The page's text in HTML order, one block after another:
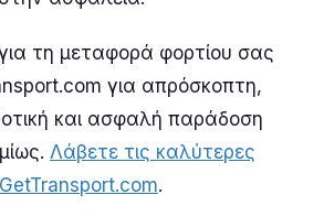
τη μεταφορά φορτίου σας
για απρόσκοπτη,
και ασφαλή παράδοση
Λάβετε τις καλύτερες
.